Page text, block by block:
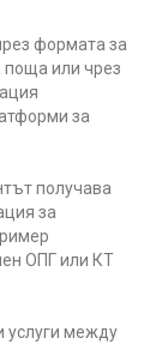
формата за
поща или чрез
за
получава
за
ОПГ или КТ
услуги между